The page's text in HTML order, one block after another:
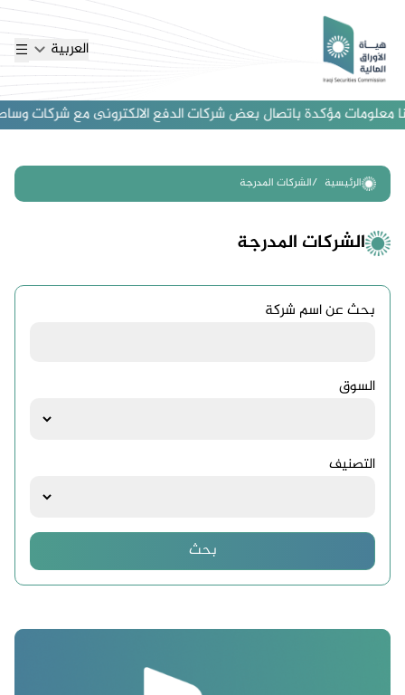
العربية
معلومات مؤكدة باتصال بعض شركات الدفع الالكترونى مع شركات وساطة
الرئيسية الشركات المدرجة
الشركات المدرجة
بحث عن اسم شركة
السوق
التصنيف
بحث